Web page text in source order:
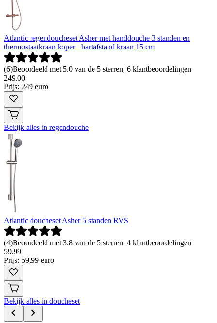
Atlantic regendoucheset Asher met handdouche 3 standen en
thermostaatkraan koper - hartafstand kraan 15 cm
(6)Beoordeeld met 5.0 van de 5 sterren, 6 klantbeoordelingen
249.00
Prijs: 249 euro
Bekijk alles in regendouche
Atlantic doucheset Asher 5 standen RVS
(4)Beoordeeld met 3.8 van de 5 sterren, 4 klantbeoordelingen
59.99
Prijs: 59.99 euro
Bekijk alles in doucheset